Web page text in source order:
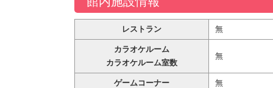
レストラン 無
カラオケルーム
カラオケルーム室数
無
ゲームコーナー 無